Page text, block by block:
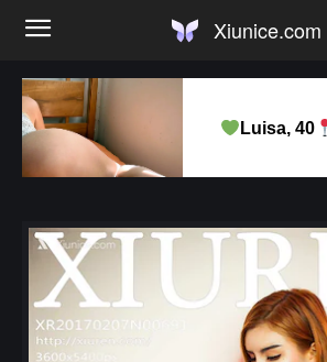
Xiunice.com
Luisa, 40